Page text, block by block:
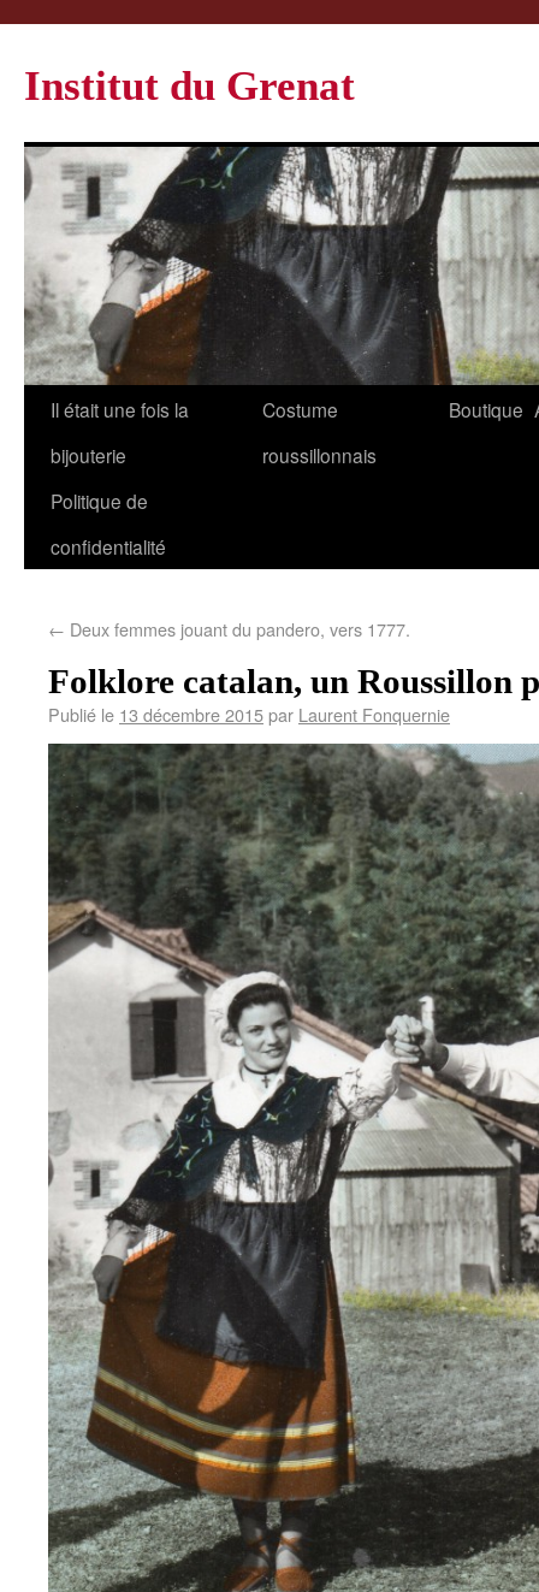
Institut du Grenat
Il était une fois la
bijouterie
Costume
roussillonnais
Boutique
Politique de
confidentialité
← Deux femmes jouant du pandero, vers 1777.
Folklore catalan, un Roussillon
Publié le 13 décembre 2015par Laurent Fonquernie